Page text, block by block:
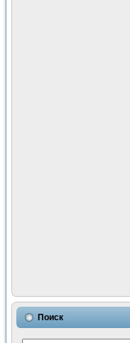
Поиск